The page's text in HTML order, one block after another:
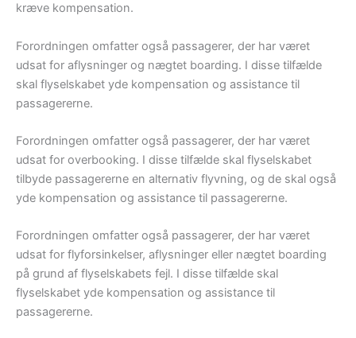
kræve kompensation.
Forordningen omfatter også passagerer, der har været
udsat for aflysninger og nægtet boarding. I disse tilfælde
skal flyselskabet yde kompensation og assistance til
passagererne.
Forordningen omfatter også passagerer, der har været
udsat for overbooking. I disse tilfælde skal flyselskabet
tilbyde passagererne en alternativ flyvning, og de skal også
yde kompensation og assistance til passagererne.
Forordningen omfatter også passagerer, der har været
udsat for flyforsinkelser, aflysninger eller nægtet boarding
på grund af flyselskabets fejl. I disse tilfælde skal
flyselskabet yde kompensation og assistance til
passagererne.